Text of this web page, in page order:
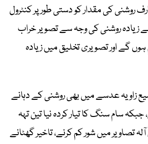
کی مقدار کو دستی طور پر کنٹرول
روشنی کی وجہ سے تصویر خراب
گے اور تصویری تخلیق میں زیادہ
زاویہ عدسے میں بھی روشنی کے دہانے
سام سنگ کا تیار کردہ نیا تین تہہ
تصاویر میں شور کم کرنے، تاخیر گھٹانے